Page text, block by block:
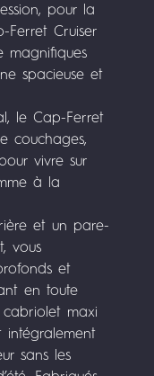
pour la
Ferret Cruiser
magnifiques
spacieuse et
le Cap-Ferret
couchages,
vivre sur
à la
et un pare-
vous
et
en toute
maxi
intégralement
sans les